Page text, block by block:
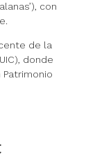
con
de la
donde